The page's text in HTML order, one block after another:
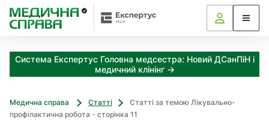
Система Експертус Головна медсестра: Новий ДСанПіН і
медичний клінінг →
Медична справа Статті
Статті за темою Лікувально-
профілактична робота - сторінка 11
З
а
к
з
о